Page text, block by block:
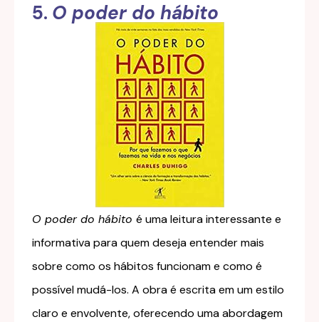
5. O poder do hábito
O poder do hábito é uma leitura interessante e
informativa para quem deseja entender mais
sobre como os hábitos funcionam e como é
possível mudá-los. A obra é escrita em um estilo
claro e envolvente, oferecendo uma abordagem